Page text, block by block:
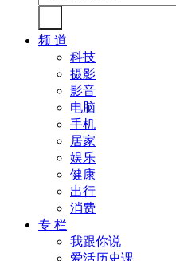
频 道
科技
摄影
影音
电脑
手机
居家
娱乐
健康
出行
消费
专 栏
我跟你说